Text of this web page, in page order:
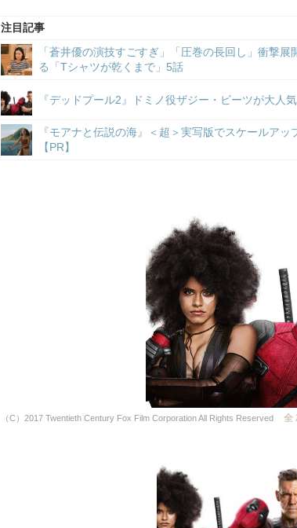
注目記事
「蒼井優の演技すごすぎ」「圧巻の長回し」衝撃
る「Tシャツが乾くまで」5話
『デッドプール2』ドミノ役ザジー・ビーツが大人
『モアナと伝説の海』＜超＞実写版でスケールア
【PR】
（C）2017 Twentieth Century Fox Film Corporation All Rights Reserved 全